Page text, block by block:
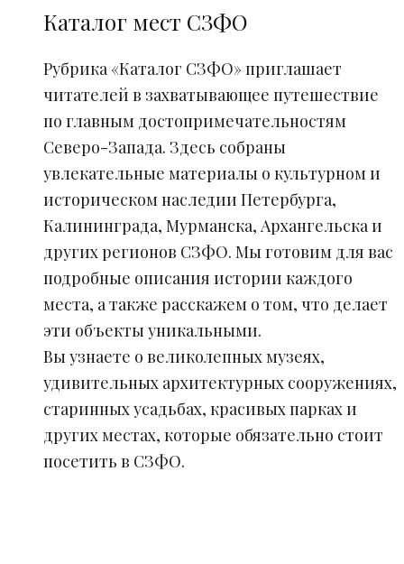
Каталог мест СЗФО
Рубрика «Каталог СЗФО» приглашает
читателей в захватывающее путешествие
по главным достопримечательностям
Северо-Запада. Здесь собраны
увлекательные материалы о культурном и
историческом наследии Петербурга,
Калининграда, Мурманска, Архангельска и
других регионов СЗФО. Мы готовим для вас
подробные описания истории каждого
места, а также расскажем о том, что делает
эти объекты уникальными.
Вы узнаете о великолепных музеях,
удивительных архитектурных сооружениях,
старинных усадьбах, красивых парках и
других местах, которые обязательно стоит
посетить в СЗФО.